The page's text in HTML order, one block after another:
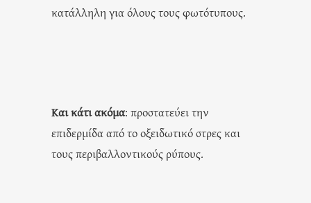
κατάλληλη για όλους τους φωτότυπους.
Και κάτι ακόμα: προστατεύει την
επιδερμίδα από το οξειδωτικό στρες και
τους περιβαλλοντικούς ρύπους.